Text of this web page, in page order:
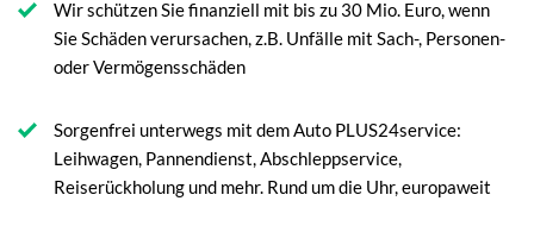
Wir schützen Sie finanziell mit bis zu 30 Mio. Euro, wenn
Sie Schäden verursachen, z.B. Unfälle mit Sach-, Personen-
oder Vermögensschäden
Sorgenfrei unterwegs mit dem Auto PLUS24service:
Leihwagen, Pannendienst, Abschleppservice,
Reiserückholung und mehr. Rund um die Uhr, europaweit